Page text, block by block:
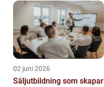
02 juni 2026
Säljutbildning som skapar